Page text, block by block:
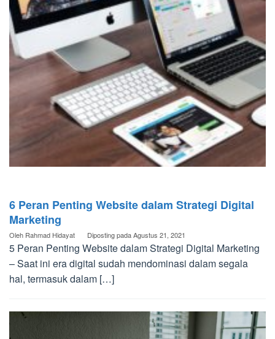
6 Peran Penting Website dalam Strategi Digital
Marketing
Oleh Rahmad Hidayat Diposting padaAgustus 21, 2021
5 Peran Penting Website dalam Strategi Digital Marketing
– Saat ini era digital sudah mendominasi dalam segala
hal, termasuk dalam […]